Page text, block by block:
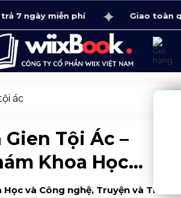
7 ngày miễn phí Giao toàn
Gien Tội Ác –
Khoa Học
Học và Công nghệ, Truyện và Tiểu